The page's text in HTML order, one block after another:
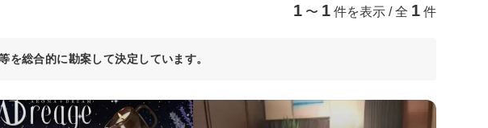
1 〜 1 件を表示 / 全 1 件
総合的に勘案して決定しています。